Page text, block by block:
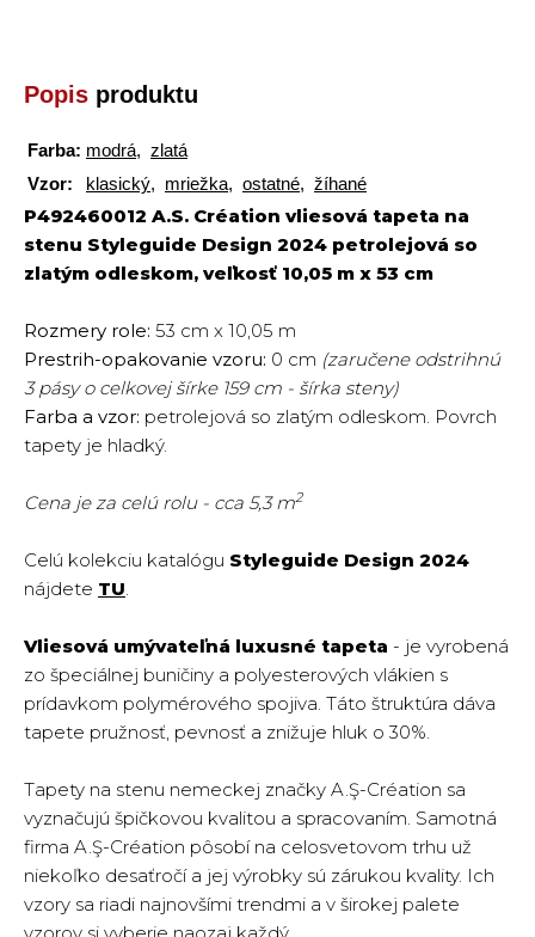
Popis produktu
Farba: modrá, zlatá
Vzor:
klasický, mriežka, ostatné, žíhané
P492460012 A.S. Création vliesová tapeta na
stenu Styleguide Design 2024 petrolejová so
zlatým odleskom, veľkosť 10,05 m x 53 cm
Rozmery role: 53 cm x 10,05 m
Prestrih-opakovanie vzoru: 0 cm (zaručene odstrihnú
3 pásy o celkovej šírke 159 cm - šírka steny)
Farba a vzor: petrolejová so zlatým odleskom. Povrch
tapety je hladký.
Cena je za celú rolu - cca 5,3 m2
Celú kolekciu katalógu Styleguide Design 2024
nájdete TU.
Vliesová umývateľná luxusné tapeta - je vyrobená
zo špeciálnej buničiny a polyesterových vlákien s
prídavkom polymérového spojiva. Táto štruktúra dáva
tapete pružnosť, pevnosť a znižuje hluk o 30%.
Tapety na stenu nemeckej značky A.Ş-Création sa
vyznačujú špičkovou kvalitou a spracovaním. Samotná
firma A.Ş-Création pôsobí na celosvetovom trhu už
niekoľko desaťročí a jej výrobky sú zárukou kvality. Ich
vzory sa riadi najnovšími trendmi a v širokej palete